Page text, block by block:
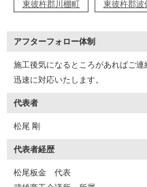
東彼杵郡川棚町 東彼杵郡波
アフターフォロー体制
施工後気になるところがあればご連
迅速に対応いたします。
代表者
松尾 剛
代表者経歴
松尾板金 代表